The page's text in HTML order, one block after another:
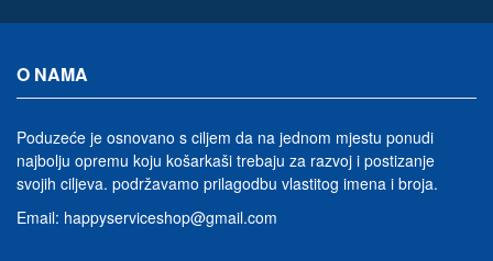
O NAMA
Poduzeće je osnovano s ciljem da na jednom mjestu ponudi
najbolju opremu koju košarkaši trebaju za razvoj i postizanje
svojih ciljeva. podržavamo prilagodbu vlastitog imena i broja.
Email: happyserviceshop@gmail.com